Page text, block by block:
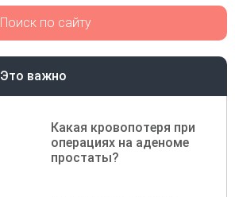
Поиск по сайту
Это важно
Какая кровопотеря при
операциях на аденоме
простаты?